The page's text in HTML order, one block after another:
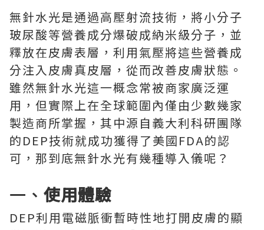
無針水光是通過高壓射流技術，將小分子
玻尿酸等營養成分爆破成納米級分子，並
釋放在皮膚表層，利用氣壓將這些營養成
分注入皮膚真皮層，從而改善皮膚狀態。
雖然無針水光這一概念常被商家廣泛運
用，但實際上在全球範圍內僅由少數幾家
製造商所掌握，其中源自義大利科研團隊
的DEP技術就成功獲得了美國FDA的認
可，那到底無針水光有幾種導入儀呢？
一、 使用體驗
DEP利用電磁脈衝暫時性地打開皮膚的顯